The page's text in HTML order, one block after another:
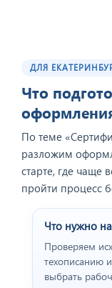
ДЛЯ
Что
По теме
разложим
старте, где чаще
пройти процесс
Что нужно на
Проверяем
техописанию
выбрать